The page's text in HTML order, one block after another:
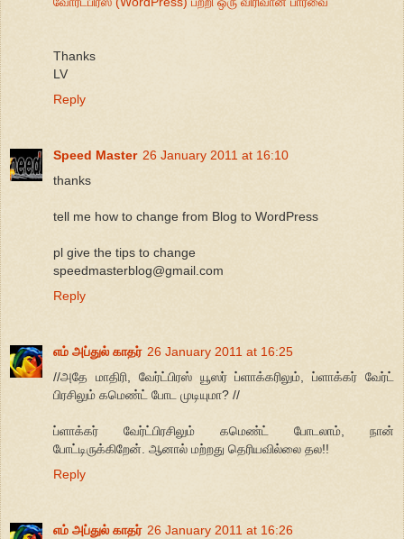
Thanks
LV
Reply
Speed Master 26 January 2011 at 16:10
thanks
tell me how to change from Blog to WordPress
pl give the tips to change
speedmasterblog@gmail.com
Reply
எம் அப்துல் காதர் 26 January 2011 at 16:25
//அதே மாதிரி, வேர்ட்பிரஸ் யூஸர் ப்ளாக்கரிலும், ப்ளாக்கர் வேர்ட்
பிரசிலும் கமெண்ட் போட முடியுமா? //
ப்ளாக்கர் வேர்ட்பிரசிலும் கமெண்ட் போடலாம், நான்
போட்டிருக்கிறேன். ஆனால் மற்றது தெரியவில்லை தல!!
Reply
எம் அப்துல் காதர் 26 January 2011 at 16:26